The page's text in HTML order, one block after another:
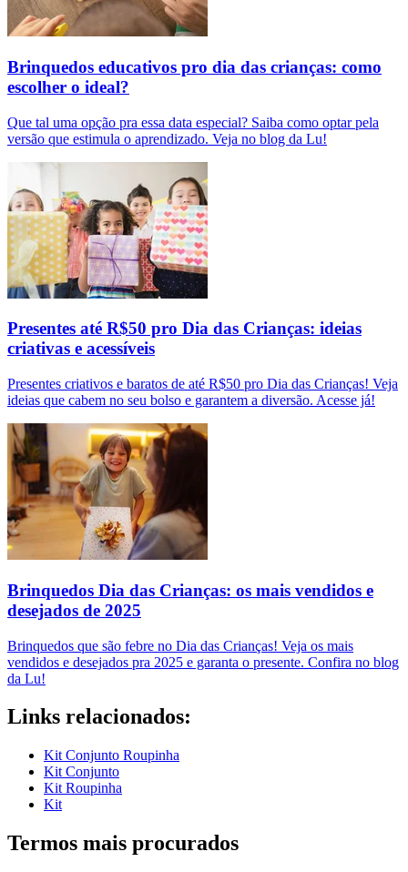
Brinquedos educativos pro dia das crianças: como
escolher o ideal?
Que tal uma opção pra essa data especial? Saiba como optar pela
versão que estimula o aprendizado. Veja no blog da Lu!
Presentes até R$50 pro Dia das Crianças: ideias
criativas e acessíveis
Presentes criativos e baratos de até R$50 pro Dia das Crianças! Veja
ideias que cabem no seu bolso e garantem a diversão. Acesse já!
Brinquedos Dia das Crianças: os mais vendidos e
desejados de 2025
Brinquedos que são febre no Dia das Crianças! Veja os mais
vendidos e desejados pra 2025 e garanta o presente. Confira no blog
da Lu!
Links relacionados:
Kit Conjunto Roupinha
Kit Conjunto
Kit Roupinha
Kit
Termos mais procurados